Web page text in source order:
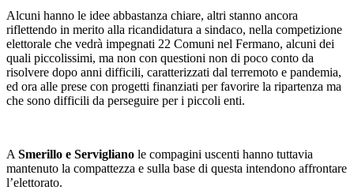
Alcuni hanno le idee abbastanza chiare, altri stanno ancora
riflettendo in merito alla ricandidatura a sindaco, nella competizione
elettorale che vedrà impegnati 22 Comuni nel Fermano, alcuni dei
quali piccolissimi, ma non con questioni non di poco conto da
risolvere dopo anni difficili, caratterizzati dal terremoto e pandemia,
ed ora alle prese con progetti finanziati per favorire la ripartenza ma
che sono difficili da perseguire per i piccoli enti.
A Smerillo e Servigliano le compagini uscenti hanno tuttavia
mantenuto la compattezza e sulla base di questa intendono affrontare
l’elettorato.